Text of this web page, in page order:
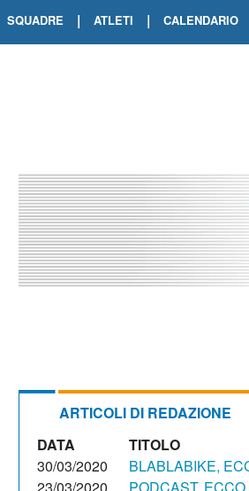
SQUADRE | ATLETI | CALENDARIO
ARTICOLI DI REDAZIONE
DATA
TITOLO
30/03/2020
BLABLABIKE,